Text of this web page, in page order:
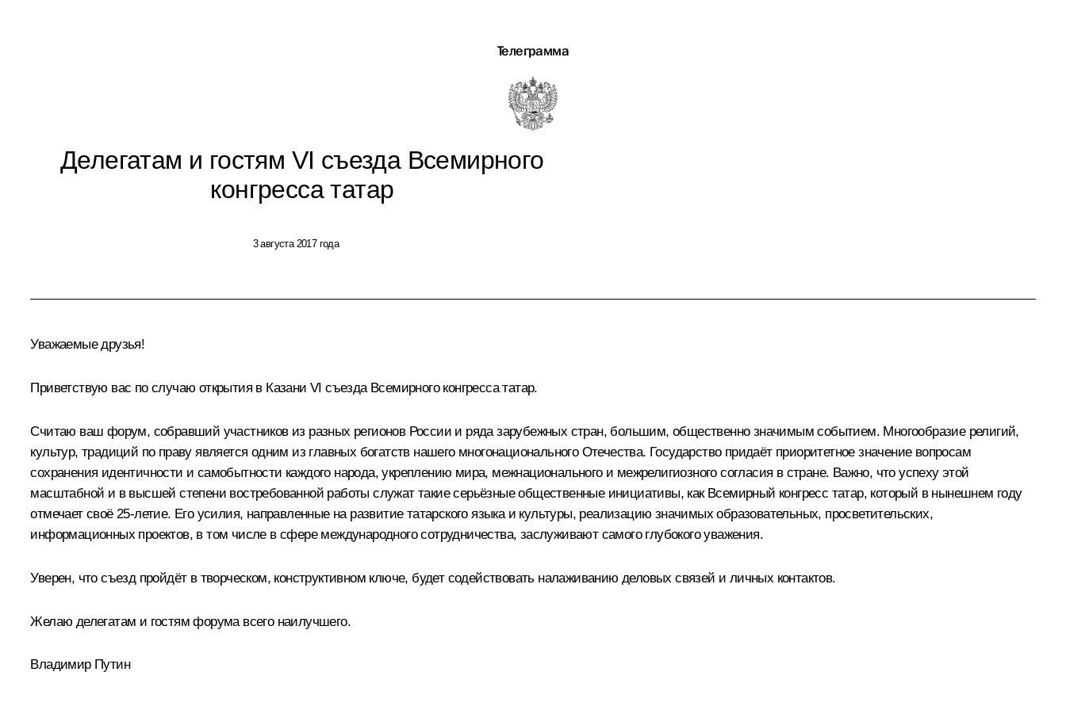
Телеграмма
Делегатам и гостям VI съезда Всемирного
конгресса татар
3 августа 2017 года
Уважаемые друзья!
Приветствую вас по случаю открытия в Казани VI съезда Всемирного конгресса татар.
Считаю ваш форум, собравший участников из разных регионов России и ряда зарубежных стран, большим, общественно значимым событием. Многообразие религий,
культур, традиций по праву является одним из главных богатств нашего многонационального Отечества. Государство придаёт приоритетное значение вопросам
сохранения идентичности и самобытности каждого народа, укреплению мира, межнационального и межрелигиозного согласия в стране. Важно, что успеху этой
масштабной и в высшей степени востребованной работы служат такие серьёзные общественные инициативы, как Всемирный конгресс татар, который в нынешнем году
отмечает своё 25-летие. Его усилия, направленные на развитие татарского языка и культуры, реализацию значимых образовательных, просветительских,
информационных проектов, в том числе в сфере международного сотрудничества, заслуживают самого глубокого уважения.
Уверен, что съезд пройдёт в творческом, конструктивном ключе, будет содействовать налаживанию деловых связей и личных контактов.
Желаю делегатам и гостям форума всего наилучшего.
Владимир Путин